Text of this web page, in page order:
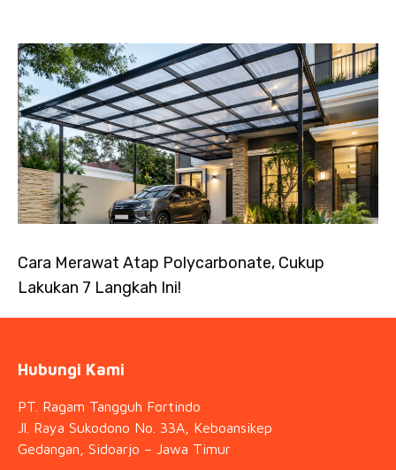
Cara Merawat Atap Polycarbonate, Cukup
Lakukan 7 Langkah Ini!
Hubungi Kami
PT. Ragam Tangguh Fortindo
Jl. Raya Sukodono No. 33A, Keboansikep
Gedangan, Sidoarjo – Jawa Timur